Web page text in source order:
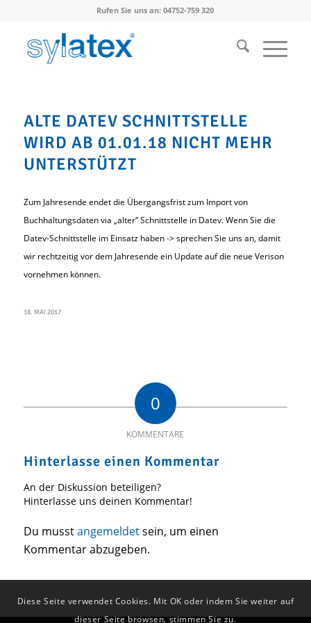
Rufen Sie uns an: 04752-759 320
ALTE DATEV SCHNITTSTELLE
WIRD AB 01.01.18 NICHT MEHR
UNTERSTÜTZT
Zum Jahresende endet die Übergangsfrist zum Import von
Buchhaltungsdaten via „alter“ Schnittstelle in Datev. Wenn Sie die
Datev-Schnittstelle im Einsatz haben -> sprechen Sie uns an, damit
wir rechtzeitig vor dem Jahresende ein Update auf die neue Verison
vornehmen können.
18. MAI 2017
0
KOMMENTARE
Hinterlasse einen Kommentar
An der Diskussion beteiligen?
Hinterlasse uns deinen Kommentar!
Du musstangemeldetsein, um einen
Kommentar abzugeben.
Diese Seite verwendet Cookies. Mit OK oder indem Sie weiter auf
dieser Seite browsen, stimmen Sie zu.